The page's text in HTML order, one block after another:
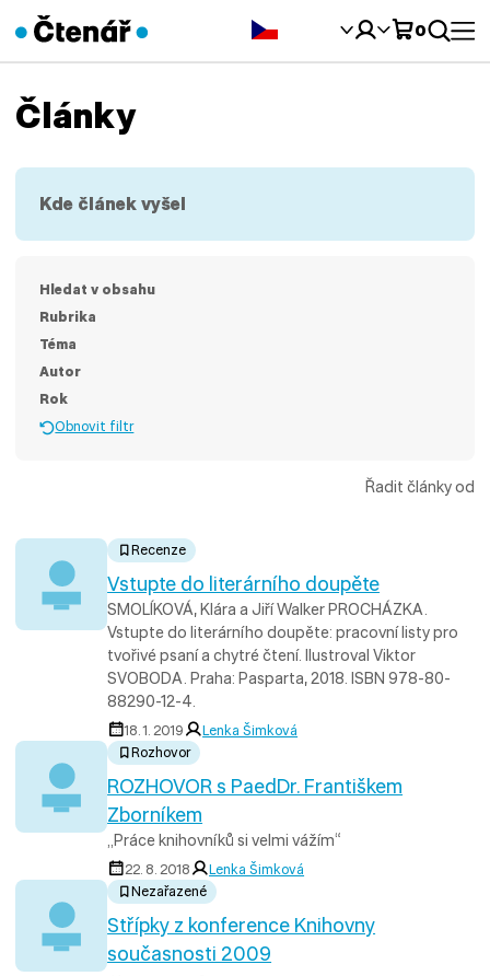
0
Články
Kde článek vyšel
Hledat v obsahu
Rubrika
Téma
Autor
Rok
Obnovit filtr
Řadit články od
Recenze
Vstupte do literárního doupěte
SMOLÍKOVÁ, Klára a Jiří Walker PROCHÁZKA.
Vstupte do literárního doupěte: pracovní listy pro
tvořivé psaní a chytré čtení. Ilustroval Viktor
SVOBODA. Praha: Pasparta, 2018. ISBN 978-80-
88290-12-4.
18. 1. 2019
Lenka Šimková
Rozhovor
ROZHOVOR s PaedDr. Františkem
Zborníkem
„Práce knihovníků si velmi vážím“
22. 8. 2018
Lenka Šimková
Nezařazené
Střípky z konference Knihovny
současnosti 2009